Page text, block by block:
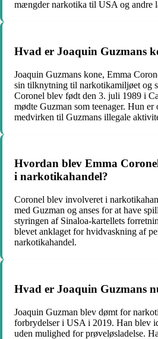
mængder narkotika til USA og andre
Hvad er Joaquin Guzmans
Joaquin Guzmans kone, Emma
sin tilknytning til narkotikamiljøet og
Coronel blev født den 3. juli 1989 i
mødte Guzman som teenager. Hun
medvirken til Guzmans illegale
Hvordan blev Emma
i narkotikahandel?
Coronel blev involveret i
med Guzman og anses for at have
styringen af Sinaloa-kartellets
blevet anklaget for hvidvaskning af
narkotikahandel.
Hvad er Joaquin Guzmans
Joaquin Guzman blev dømt for
forbrydelser i USA i 2019. Han blev
uden mulighed for prøveløsladelse.